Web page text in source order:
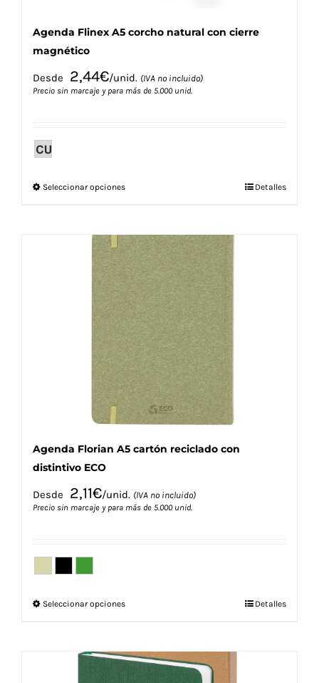
Agenda Flinex A5 corcho natural con cierre
magnético
Desde 2,44€/unid. (IVA no incluido)
Precio sin marcaje y para más de 5.000 unid.
Seleccionar opcionesEste
múltiples
variantes.
Las
opciones
se
pueden
elegir
en
la
página
de
producto
Detalles
Agenda Florian A5 cartón reciclado con
distintivo ECO
Desde 2,11€/unid. (IVA no incluido)
Precio sin marcaje y para más de 5.000 unid.
Seleccionar opcionesEste
múltiples
variantes.
Detalles